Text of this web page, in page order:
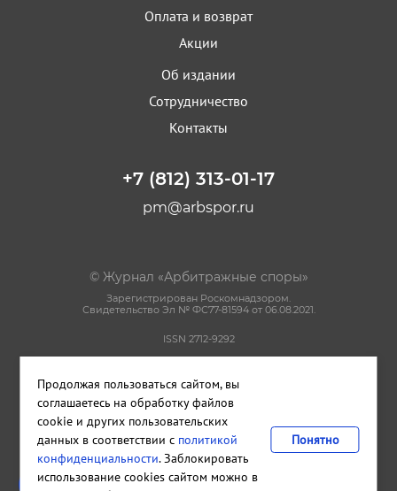
Оплата и возврат
Акции
Об издании
Сотрудничество
Контакты
+7 (812) 313-01-17
pm@arbspor.ru
© Журнал «Арбитражные споры»
Зарегистрирован Роскомнадзором.
Свидетельство Эл № ФС77-81594 от 06.08.2021.
ISSN 2712-9292
Пользовательское соглашение
Правила использования материалов сайта
Сделано вCetera
Издательство и редакция ООО "КАДИС"
Санкт-Петербург ,Петроградская набережная, дом 22, литера А,
Продолжая пользоваться сайтом, вы
соглашаетесь на обработку файлов
cookie и других пользовательских
данных в соответствии с политикой
конфиденциальности. Заблокировать
использование cookies сайтом можно в
Понятно